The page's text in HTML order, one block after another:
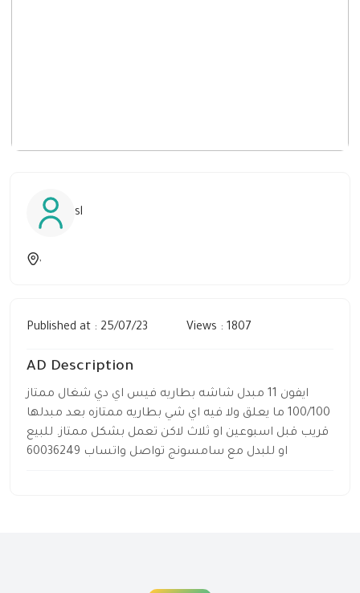
sl
,
Published at : 25/07/23 Views : 1807
AD Description
ايفون 11 مبدل شاشه بطاريه فيس اي دي شغال ممتاز
100/100 ما يعلق ولا فيه اي شي بطاريه ممتازه بعد مبدلها
قريب قبل اسبوعين او ثلاث لاكن تعمل بشكل ممتاز. للبيع
او للبدل مع سامسونج تواصل واتساب 60036249